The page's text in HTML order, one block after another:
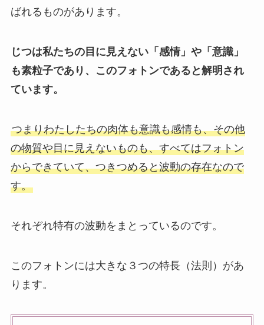
ばれるものがあります。
じつは私たちの目に見えない「感情」や「意識」
も素粒子であり、このフォトンであると解明され
ています。
つまりわたしたちの肉体も意識も感情も、その他
の物質や目に見えないものも、すべてはフォトン
からできていて、つきつめると波動の存在なので
す。
それぞれ特有の波動をまとっているのです。
このフォトンには大きな３つの特長（法則）があ
ります。